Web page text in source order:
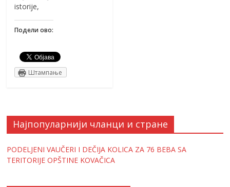
istorije,
Подели ово:
Штампање
Најпопуларнији чланци и стране
PODELJENI VAUČERI I DEČIJA KOLICA ZA 76 BEBA SA
TERITORIJE OPŠTINE KOVAČICA